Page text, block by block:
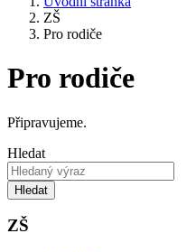
ZŠ
Pro rodiče
Pro rodiče
Připravujeme.
Hledat
Hledat
ZŠ